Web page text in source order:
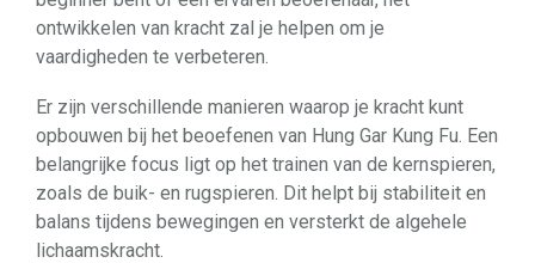
ontwikkelen van kracht zal je helpen om je
vaardigheden te verbeteren.
Er zijn verschillende manieren waarop je kracht kunt
opbouwen bij het beoefenen van Hung Gar Kung Fu. Een
belangrijke focus ligt op het trainen van de kernspieren,
zoals de buik- en rugspieren. Dit helpt bij stabiliteit en
balans tijdens bewegingen en versterkt de algehele
lichaamskracht.